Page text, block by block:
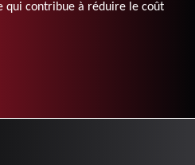
qui contribue à réduire le coût